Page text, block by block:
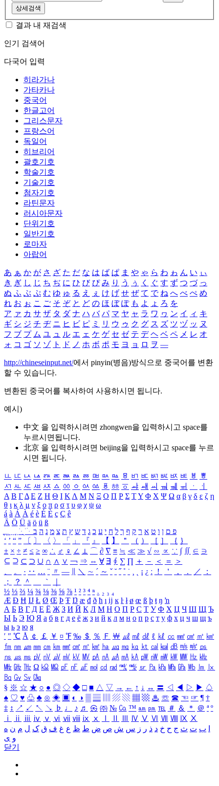
상세검색
결과 내 재검색
인기 검색어
다국어 입력
히라가나
가타카나
중국어
한글고어
그리스문자
프랑스어
독일어
히브리어
괄호기호
학술기호
기술기호
첨자기호
라틴문자
러시아문자
단위기호
일반기호
로마자
아랍어
あ ぁ か が さ ざ た だ な は ば ぱ ま や ゃ ら わ ゎ ん い ぃ
き ぎ し じ ち ぢ に ひ び ぴ み り う ぅ く ぐ す ず つ づ っ
ぬ ふ ぶ ぷ む ゆ ゅ る え ぇ け げ せ ぜ て で ね へ べ ぺ め
れ お ぉ こ ご そ ぞ と ど の ほ ぼ ぽ も よ ょ ろ を
ア ァ カ サ ザ タ ダ ナ ハ バ パ マ ヤ ャ ラ ワ ヮ ン イ ィ キ
ギ シ ジ チ ヂ ニ ヒ ビ ピ ミ リ ウ ゥ ク グ ス ズ ツ ヅ ッ ヌ
フ ブ プ ム ユ ュ ル エ ェ ケ ゲ セ ゼ テ デ ヘ ベ ペ メ レ オ
ォ コ ゴ ソ ゾ ト ド ノ ホ ボ ポ モ ヨ ョ ロ ヲ ―
http://chineseinput.net/에서 pinyin(병음)방식으로 중국어를 변환
할 수 있습니다.
변환된 중국어를 복사하여 사용하시면 됩니다.
예시)
中文 을 입력하시려면 zhongwen을 입력하시고 space를
누르시면됩니다.
北京 을 입력하시려면 beijing을 입력하시고 space를 누르
시면 됩니다.
ㅥ ㅦ ㅧ ㅨ ㅩ ㅪ ㅫ ㅬ ㅭ ㅮ ㅯ ㅰ ㅱ ㅲ ㅳ ㅴ ㅵ ㅶ ㅷ ㅸ
ㅹ
ㅺ ㅻ ㅼ ㅽ ㅾ ㅿ ㆀ ㆁ ㆂ ㆃ ㆄ ㆅ ㆆ ㆇ ㆈ ㆉ ㆊ ㆋ ㆌ ㆍ
ㆎ
Α Β ΓΔ Ε Ζ Η Θ Ι ΚΛ Μ Ν Ξ Ο Π Ρ Σ ΤΥ Φ Χ Ψ Ω α β γ δ ε ζ η
θ ι κ λ μ ν ξ ο π ρ σ τ υ φ χ ψ ω
á à Á À é è É È ç Ç ê
Ä Ö Ü ä ö ü ß
ִֶֹ ֻּ ׁׂ פ ם ן ו ט א ר ק ף ך ל ח י ע כ ג ד ש ץ ת צ מ נ ה ב
‘ ’ “ ” 〔 〕 〈 〉 「 」 『 』 【 】 ＂ （ ） ［ ］ ｛ ｝
± × ÷ ≠ ≤ ≥ ∞ ∴ ♂ ♀ ∠ ⊥ ⌒ ∂ ∇ ≡ ≒ ≪ ≫ √ ∽ ∝ ∵ ∫ ∬ ∈ ∋
⊆ ⊇ ⊂ ⊃ ∪ ∩ ∧ ∨ ￢ ⇒ ⇔ ∀ ∃ ∮ ∑ ∏ ＋ － ＜ ＝
＞
、
。 · ‥ … ¨ 〃 ― ＼ ∼ ´ ～ ˇ ˘ ˝ ˚ ˙ ¸ ¡ ¿ ː ！ ＇ ， ． ／
：
；
？ ＾ ｀
½ ⅓ ⅔ ¼ ¾ ⅛ ⅜ ⅝ ⅞ ¹ ² ³ ⁴ ⁿ ₁ ₂ ₃ ₄
Æ Ð Ħ Ĳ Ł Ø Œ Þ Ŧ Ŋ æ đ ð ħ ı ĳ ĸ ŀ ł ø œ ß þ ŧ ŋ ŉ
А Б В Г Д Е Ё Ж З И Й К Л М Н О П Р С Т У Ф Х Ц Ч Ш Щ Ъ
Ы Ь Э Ю Я а б в г д е ё ж з и й к л м н о п р с т у ф х ц ч ш щ ъ
ы ь э ю я
′ ″ ℃ Å ￠ ￡ ￥ ¤ ℉ ‰ ＄ ％ Ｆ ￦ ㎕ ㎖ ㎗ ℓ ㎘ ㏄ ㎣ ㎤ ㎥ ㎦
㎙ ㎚ ㎛ ㎜ ㎝ ㎞ ㎟ ㎠ ㎡ ㎢ ㏊ ㎍ ㎎ ㎏ ㏏ ㎈ ㎉ ㏈ ㎧ ㎨ ㎰
㎱ ㎲ ㎳ ㎴ ㎵ ㎶ ㎷ ㎸ ㎹ ㎀ ㎁ ㎂ ㎃ ㎄ ㎺ ㎻ ㎽ ㎾ ㎿ ㎐ ㎑
㎒ ㎓ ㎔ Ω ㏀ ㏁ ㎊ ㎋ ㎌ ㏖ ㏅ ㎭ ㎮ ㎯ ㏛ ㎩ ㎪ ㎫ ㎬ ㏝ ㏐
㏓
㏃ ㏉ ㏜ ㏆
§ ※ ☆ ★ ○ ● ◎ ◇ ◆ □ ■ △ ▽ → ← ↑ ↓ ↔ 〓 ◁ ◀ ▷ ▶ ♤
♠ ♡ ♥ ♧ ♣ ⊙ ◈ ▣ ◐ ◑ ▒ ▤ ▨ ▧ ▦ ▩ ♨ ☏ ☎ ☜ ☞ ¶ †
‡ ↕ ↗ ↙ ↖ ↘ ♭ ♩ ♪ ♬ ㉿ ㈜ № ㏇ ™ ㏂ ㏘ ℡ ＃ ＆ ＊ ＠ ª º
ⅰ
ⅱ ⅲ ⅳ ⅴ ⅵ ⅶ ⅷ ⅸ ⅹ Ⅳ Ⅴ Ⅵ Ⅶ Ⅷ Ⅸ Ⅹ
ب ت ث ج ح خ د ذ ر ز س ش ص ض ط ظ ع غ ف ق ک ل م ن ه
و ی
닫기